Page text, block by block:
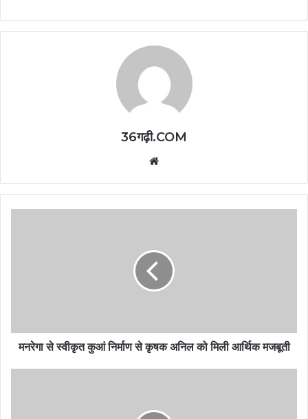
36गढ़ी.COM
मनरेगा से स्वीकृत कुआं निर्माण से कृषक अनिल को मिली आर्थिक मजबूती